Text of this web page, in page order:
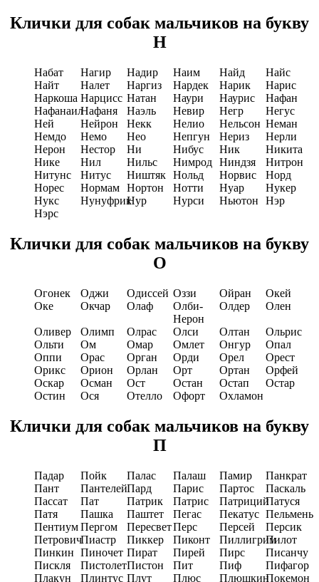
Клички для собак мальчиков на букву
Н
Набат Нагир Надир Наим Найд
Найс
Найт
Налет Наргиз Нардек Нарик
Нарис
Наркоша Нарцисс Натан Наури Наурис
Нафан
НафанаилНафаня Наэль Невир Негр
Негус
Ней
Нейрон Некк Нелио Нельсон Неман
Немдо
Немо Нео Непгун Нериз
Нерли
Нерон
Нестор Ни Нибус Ник
Никита
Нике
Нил Нильс Нимрод Ниндзя
Нитрон
Нитунс
Нитус Ништяк Нольд Норвис
Норд
Норес
Нормам Нортон Нотти Нуар
Нукер
Нукс
НунуфрикНур Нурси Ньютон
Нэр
Нэрс
Клички для собак мальчиков на букву
О
Огонек Оджи Одиссей Оззи Ойран
Окей
Оке
Окчар Олаф
Олби-
Нерон
Олдер Олен
Оливер Олимп Олрас Олси Олтан
Ольрис
Ольти
Ом Омар Омлет Онгур
Опал
Оппи
Орас Орган Орди Орел
Орест
Орикс
Орион Орлан Орт Ортан
Орфей
Оскар
Осман Ост Остан Остап
Остар
Остин
Ося Отелло Офорт Охламон
Клички для собак мальчиков на букву
П
Падар Пойк Палас Палаш Памир
Панкрат
Пант
ПантелейПард Парис Партос
Паскаль
Пассат
Пат Патрик Патрис ПатрицийПатуся
Патя
Пашка Паштет Пегас Пекатус Пельмень
ПентиумПергом ПересветПерс Персей
Персик
ПетровичПиастр Пиккер Пиконт ПиллигримПилот
Пинкин Пиночет Пират Пирей Пирс
Писанчу
Пискля
ПистолетПистон Пит Пиф
Пифагор
Плакун
Плинтус Плут Плюс ПлюшкинПокемон